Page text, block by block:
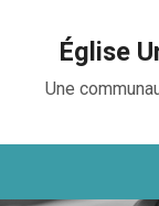
Église
Une